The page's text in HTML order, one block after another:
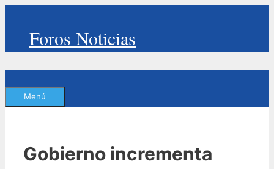
contenidoForos Noticias
Menú
Gobierno incrementa